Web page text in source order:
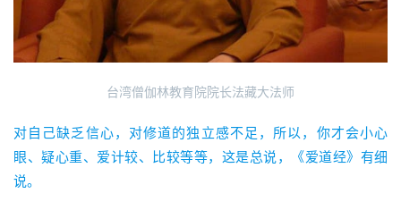
台湾僧伽林教育院院长法藏大法师
对自己缺乏信心，对修道的独立感不足，所以，你才会小心
眼、疑心重、爱计较、比较等等，这是总说，《爱道经》有细
说。